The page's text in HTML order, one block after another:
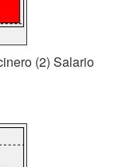
(2) Salario